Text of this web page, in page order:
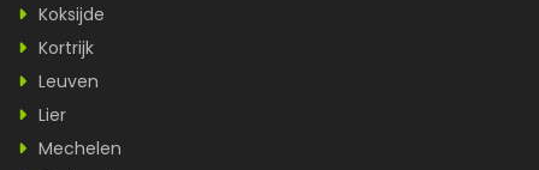
Koksijde
Kortrijk
Leuven
Lier
Mechelen